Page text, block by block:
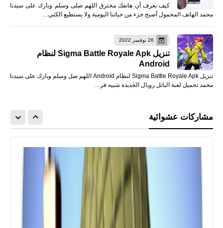
كيف تعرف أن هاتفك مخترق اللهم صلى وسلم وبارك على سيدنا
محمد الهاتف المحمول أصبح جزء من حياتنا اليومية ولا يستطيع الكثي…
26 نوفمبر 2022
تنزيل Sigma Battle Royale Apk لنظام
Android
تنزيل Sigma Battle Royale Apk لنظام Android اللهم صل وسلم وبارك على سيدنا
محمد تحميل لعبة الباتل رويال الجديدة شبيه فر…
مشاركات عشوائية